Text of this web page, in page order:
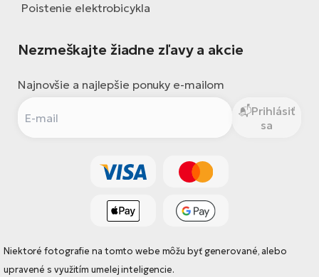
Poistenie elektrobicykla
Nezmeškajte žiadne zľavy a akcie
Najnovšie a najlepšie ponuky e-mailom
Prihlásiť
sa
Niektoré fotografie na tomto webe môžu byť generované, alebo
upravené s využitím umelej inteligencie.